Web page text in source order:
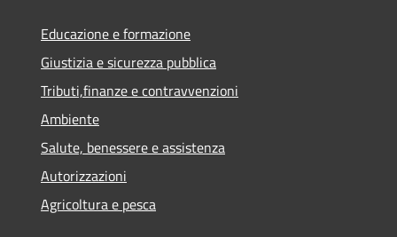
Educazione e formazione
Giustizia e sicurezza pubblica
Tributi,finanze e contravvenzioni
Ambiente
Salute, benessere e assistenza
Autorizzazioni
Agricoltura e pesca